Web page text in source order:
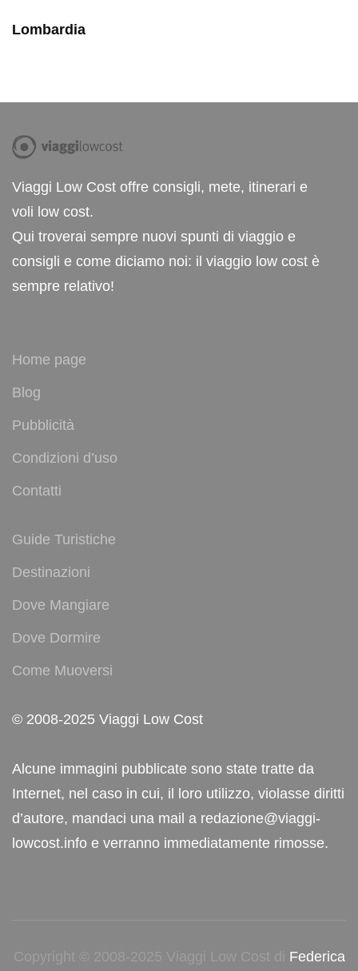
Lombardia
Viaggi Low Cost offre consigli, mete, itinerari e
voli low cost.
Qui troverai sempre nuovi spunti di viaggio e
consigli e come diciamo noi: il viaggio low cost è
sempre relativo!
Home page
Blog
Pubblicità
Condizioni d’uso
Contatti
Guide Turistiche
Destinazioni
Dove Mangiare
Dove Dormire
Come Muoversi
© 2008-2025 Viaggi Low Cost
Alcune immagini pubblicate sono state tratte da
Internet, nel caso in cui, il loro utilizzo, violasse diritti
d’autore, mandaci una mail a redazione@viaggi-
lowcost.info e verranno immediatamente rimosse.
Copyright © 2008-2025 Viaggi Low Cost di Federica